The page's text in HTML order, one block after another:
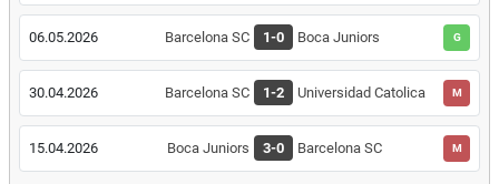
06.05.2026 Barcelona SC 1-0 Boca Juniors G
30.04.2026 Barcelona SC 1-2 Universidad Catolica M
15.04.2026 Boca Juniors 3-0 Barcelona SC M